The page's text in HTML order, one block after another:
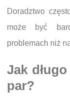
Doradztwo
może być
problemach niż
Jak
par?